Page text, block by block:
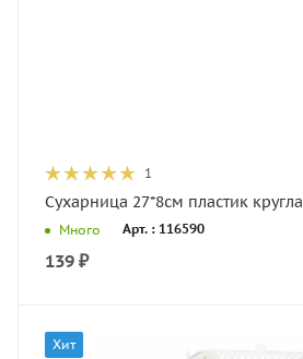
1
Сухарница 27*8см пластик
Много Арт. : 116590
139 ₽
Хит